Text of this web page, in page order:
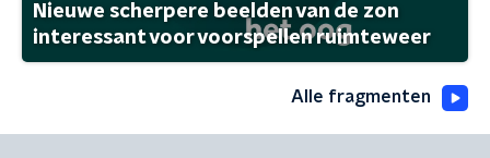
Nieuwe scherpere beelden van de zon
interessant voor voorspellen ruimteweer
Alle fragmenten